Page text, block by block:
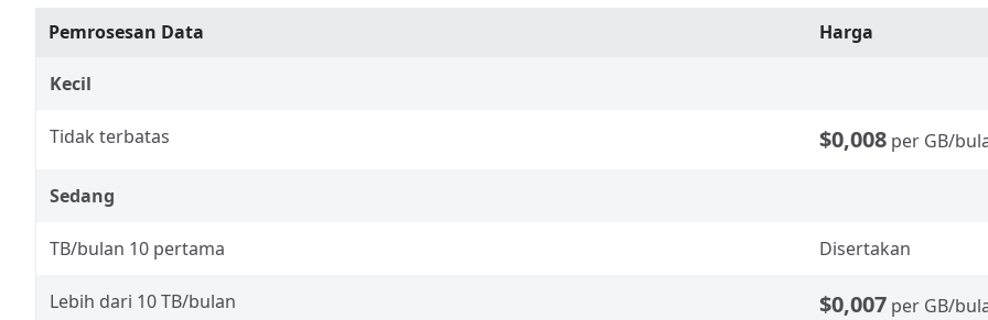
Pemrosesan Data Harga
Kecil
Tidak terbatas $0,008 per GB/
Sedang
TB/bulan 10 pertama Disertakan
Lebih dari 10 TB/bulan $0,007 per GB/